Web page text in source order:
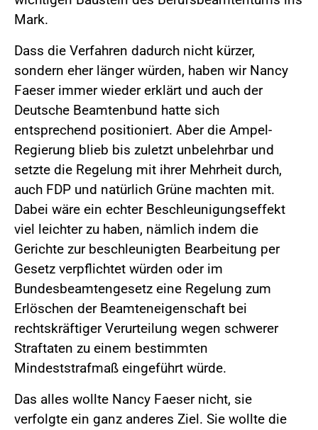
Mark.
Dass die Verfahren dadurch nicht kürzer,
sondern eher länger würden, haben wir Nancy
Faeser immer wieder erklärt und auch der
Deutsche Beamtenbund hatte sich
entsprechend positioniert. Aber die Ampel-
Regierung blieb bis zuletzt unbelehrbar und
setzte die Regelung mit ihrer Mehrheit durch,
auch FDP und natürlich Grüne machten mit.
Dabei wäre ein echter Beschleunigungseffekt
viel leichter zu haben, nämlich indem die
Gerichte zur beschleunigten Bearbeitung per
Gesetz verpflichtet würden oder im
Bundesbeamtengesetz eine Regelung zum
Erlöschen der Beamteneigenschaft bei
rechtskräftiger Verurteilung wegen schwerer
Straftaten zu einem bestimmten
Mindeststrafmaß eingeführt würde.
Das alles wollte Nancy Faeser nicht, sie
verfolgte ein ganz anderes Ziel. Sie wollte die